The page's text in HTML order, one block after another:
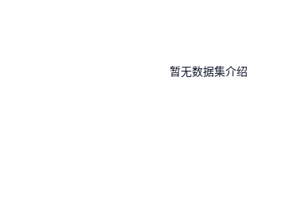
暂无数据集介绍